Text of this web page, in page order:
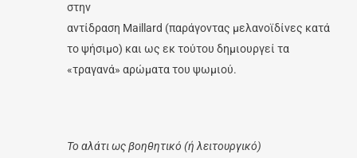
στην
αντίδραση Maillard (παράγοντας μελανοϊδίνες κατά
το ψήσιμο) και ως εκ τούτου δημιουργεί τα
«τραγανά» αρώματα του ψωμιού.
Το αλάτι ως βοηθητικό (ή λειτουργικό)